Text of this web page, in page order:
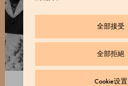
全部接受
全部拒絕
Cookie设置